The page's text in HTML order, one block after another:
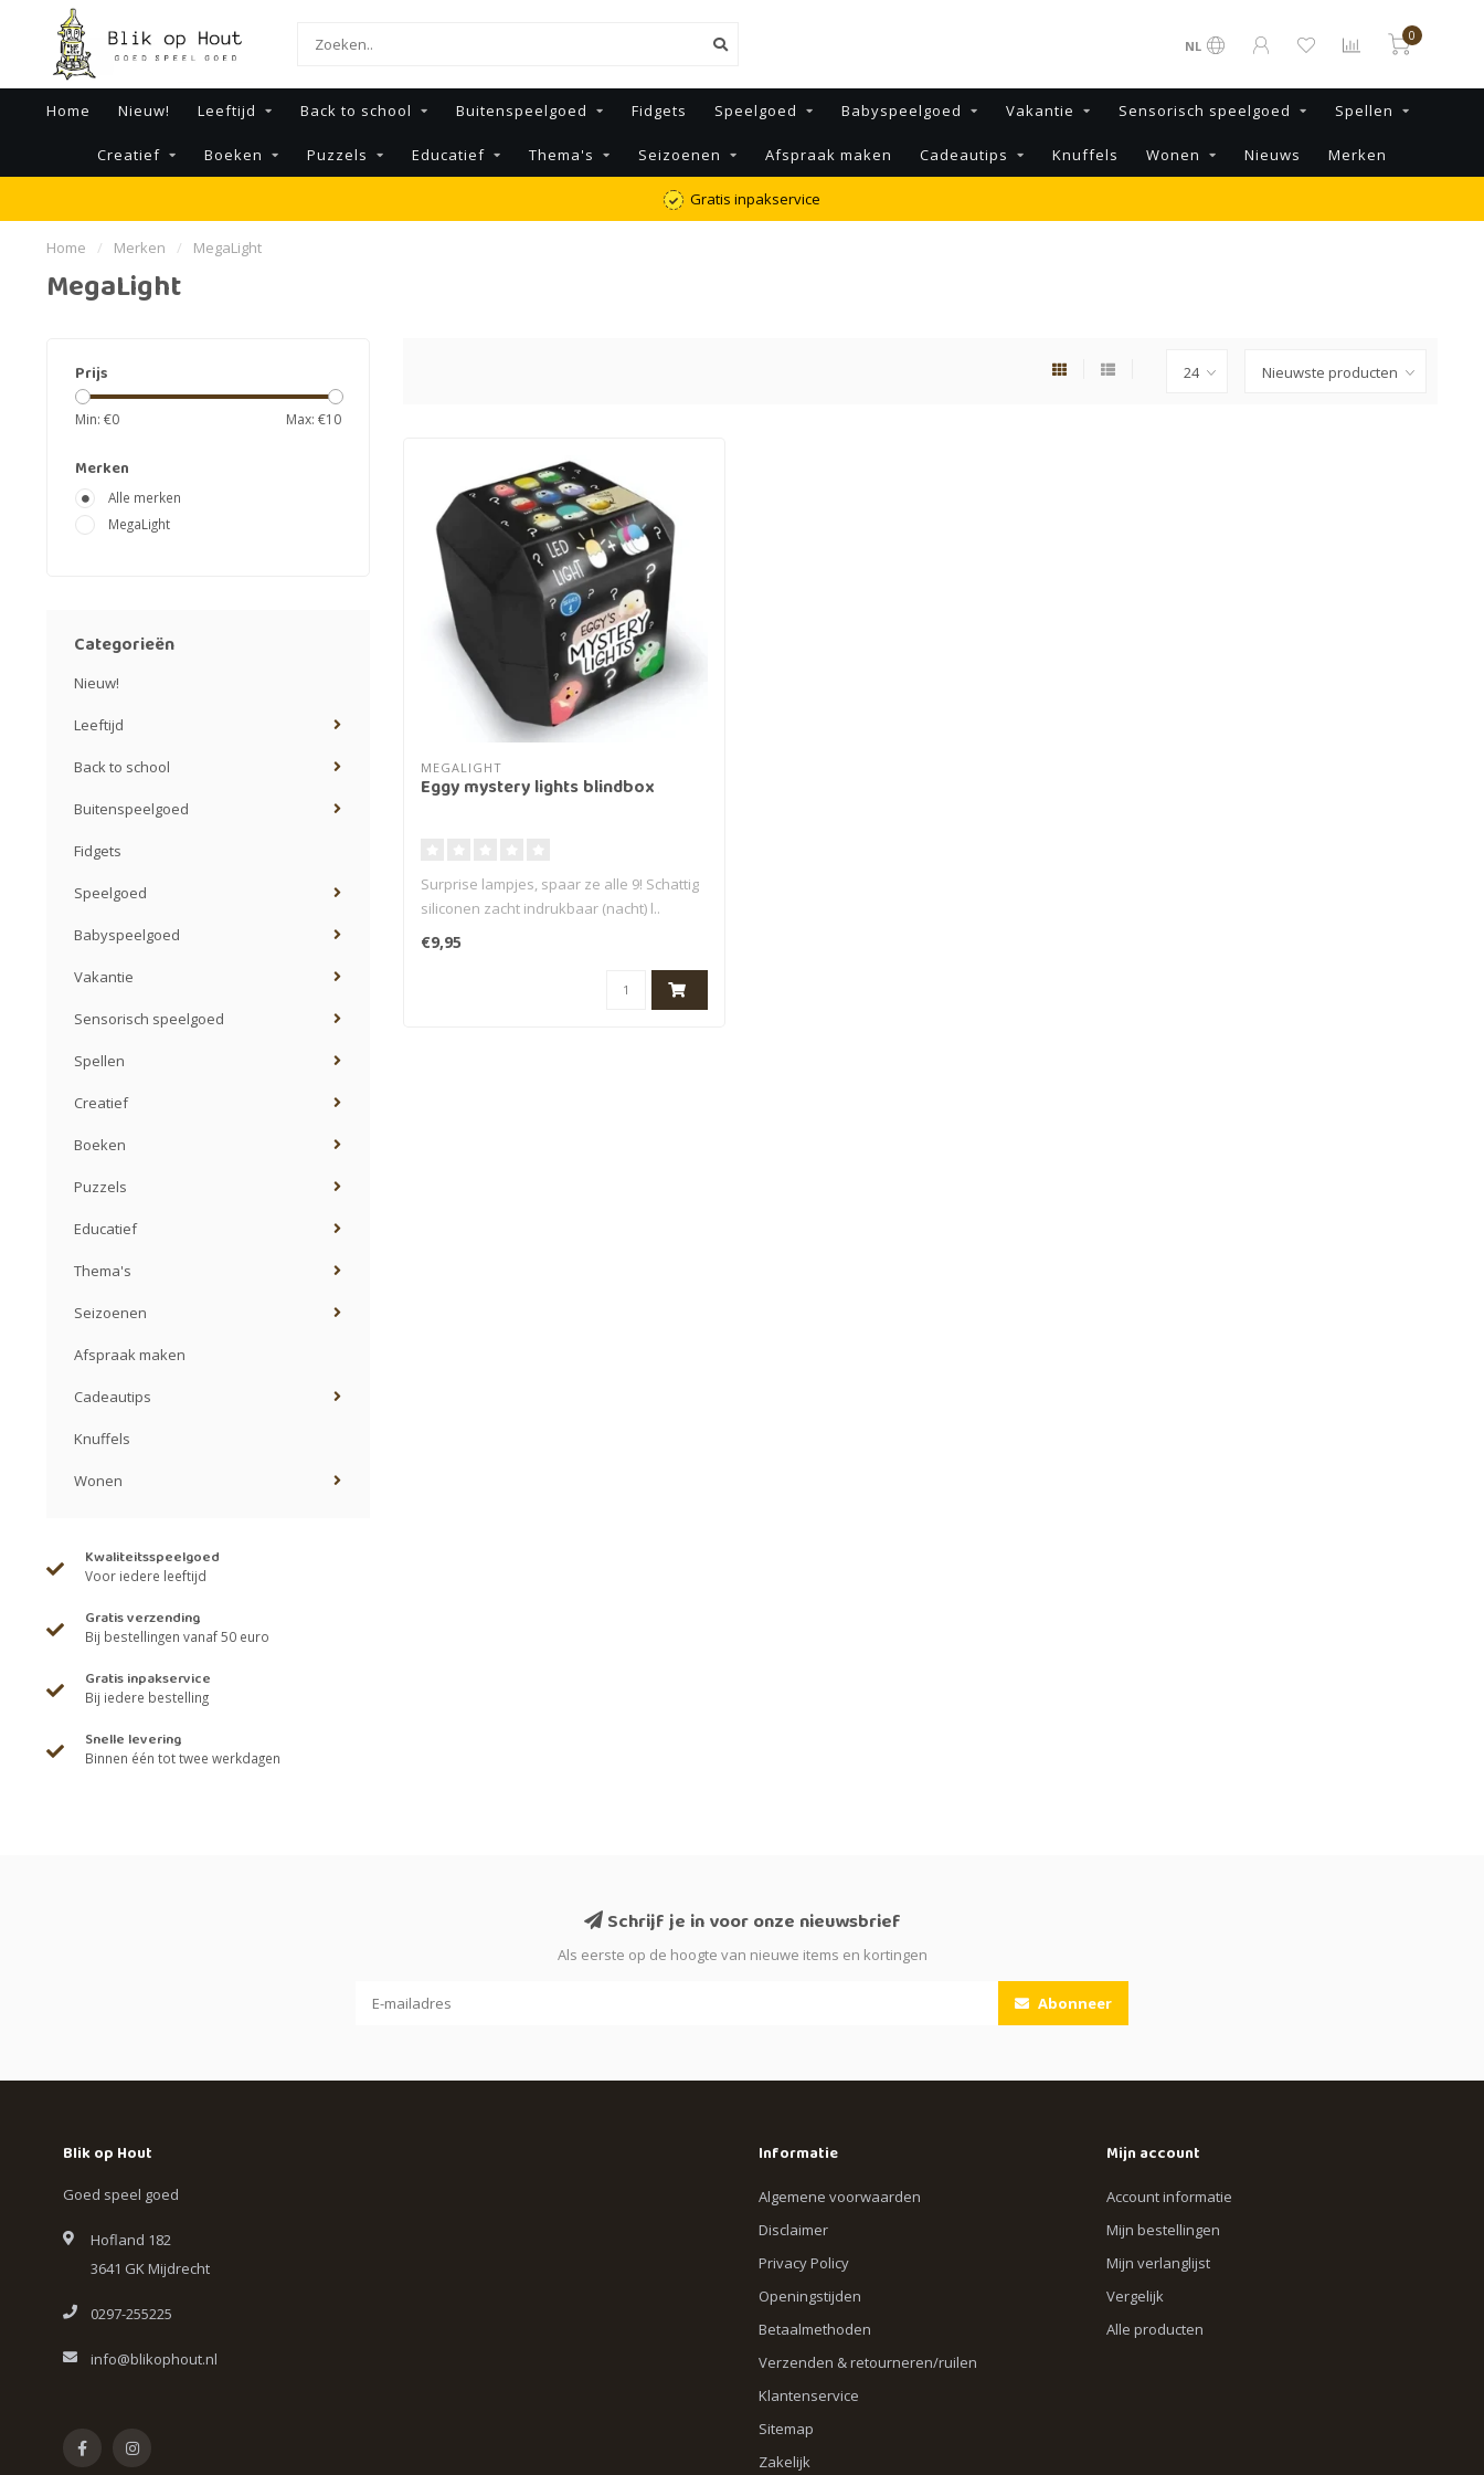
NL
0
Home Nieuw! Leeftijd Back to school Buitenspeelgoed Fidgets Speelgoed Babyspeelgoed Vakantie Sensorisch speelgoed Spellen
Creatief Boeken Puzzels Educatief Thema's Seizoenen Afspraak maken Cadeautips Knuffels Wonen Nieuws Merken
Gratis inpakservice
Home / Merken / MegaLight
MegaLight
Prijs
Min: €0 Max: €10
Merken
Alle merken
MegaLight
Categorieën
Nieuw!
Leeftijd
Back to school
Buitenspeelgoed
Fidgets
Speelgoed
Babyspeelgoed
Vakantie
Sensorisch speelgoed
Spellen
Creatief
Boeken
Puzzels
Educatief
Thema's
Seizoenen
Afspraak maken
Cadeautips
Knuffels
Wonen
Kwaliteitsspeelgoed
Voor iedere leeftijd
Gratis verzending
Bij bestellingen vanaf 50 euro
Gratis inpakservice
Bij iedere bestelling
Snelle levering
Binnen één tot twee werkdagen
MEGALIGHT
Eggy mystery lights blindbox
Surprise lampjes, spaar ze alle 9! Schattig
siliconen zacht indrukbaar (nacht) l..
€9,95
Schrijf je in voor onze nieuwsbrief
Als eerste op de hoogte van nieuwe items en kortingen
Abonneer
Blik op Hout
Goed speel goed
Hofland 182
3641 GK Mijdrecht
0297-255225
info@blikophout.nl
Informatie
Algemene voorwaarden
Disclaimer
Privacy Policy
Openingstijden
Betaalmethoden
Verzenden & retourneren/ruilen
Klantenservice
Sitemap
Zakelijk
Mijn account
Account informatie
Mijn bestellingen
Mijn verlanglijst
Vergelijk
Alle producten